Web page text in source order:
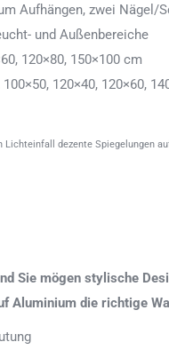
Aufhängen, zwei Nägel/
und Außenbereiche
120×80, 150×100 cm
120×40, 120×60,
dezente Spiegelungen
Sie mögen stylische
Aluminium die richtige